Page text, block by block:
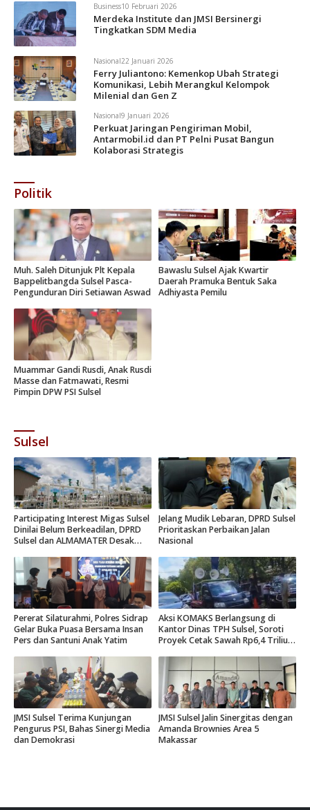
Business10 Februari 2026
Merdeka Institute dan JMSI Bersinergi
Tingkatkan SDM Media
Nasional22 Januari 2026
Ferry Juliantono: Kemenkop Ubah Strategi
Komunikasi, Lebih Merangkul Kelompok
Milenial dan Gen Z
Nasional9 Januari 2026
Perkuat Jaringan Pengiriman Mobil,
Antarmobil.id dan PT Pelni Pusat Bangun
Kolaborasi Strategis
Politik
Muh. Saleh Ditunjuk Plt Kepala
Bappelitbangda Sulsel Pasca-
Pengunduran Diri Setiawan Aswad
Bawaslu Sulsel Ajak Kwartir
Daerah Pramuka Bentuk Saka
Adhiyasta Pemilu
Muammar Gandi Rusdi, Anak Rusdi
Masse dan Fatmawati, Resmi
Pimpin DPW PSI Sulsel
Sulsel
Participating Interest Migas Sulsel
Dinilai Belum Berkeadilan, DPRD
Sulsel dan ALMAMATER Desak
Jelang Mudik Lebaran, DPRD Sulsel
Prioritaskan Perbaikan Jalan
Nasional
Pererat Silaturahmi, Polres Sidrap
Gelar Buka Puasa Bersama Insan
Pers dan Santuni Anak Yatim
Aksi KOMAKS Berlangsung di
Kantor Dinas TPH Sulsel, Soroti
Proyek Cetak Sawah Rp6,4 Triliun
JMSI Sulsel Terima Kunjungan
Pengurus PSI, Bahas Sinergi Media
dan Demokrasi
JMSI Sulsel Jalin Sinergitas dengan
Amanda Brownies Area 5
Makassar